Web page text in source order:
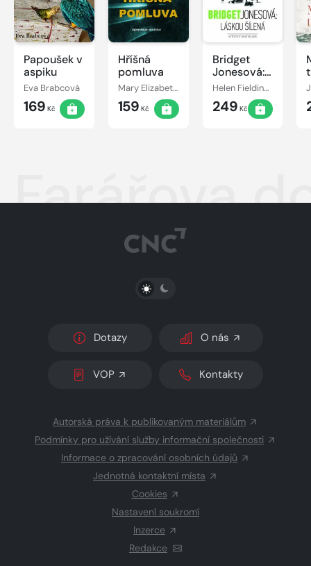
Papoušek v
aspiku
Eva Brabcová
169 Kč
Hříšná
pomluva
Mary Elizabeth Braddon
159 Kč
Bridget
Jonesová:
láskou
šílená
Helen Fieldingová
249 Kč
Farářova
PŘEPNOUT SVĚTLÝ/TMAVÝ REŽIM
Dotazy O nás
VOP Kontakty
Autorská práva k publikovaným materiálům
Podmínky pro užívání služby informační společnosti
Informace o zpracování osobních údajů
Jednotná kontaktní místa
Cookies
Nastavení soukromí
Inzerce
Redakce